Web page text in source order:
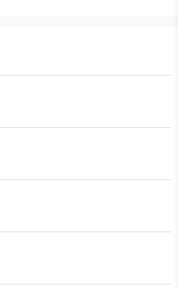
터 노트북 끌 때 반
종료하기